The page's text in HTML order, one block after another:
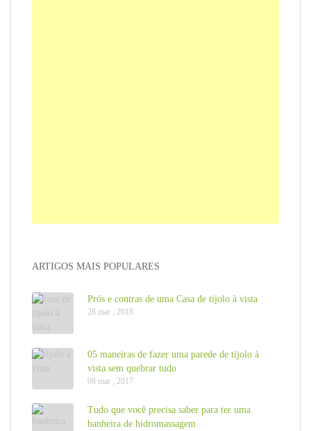
ARTIGOS MAIS POPULARES
Prós e contras de uma Casa de tijolo à vista
28 mar , 2018
05 maneiras de fazer uma parede de tijolo à
vista sem quebrar tudo
08 mar , 2017
Tudo que você precisa saber para ter uma
banheira de hidromassagem